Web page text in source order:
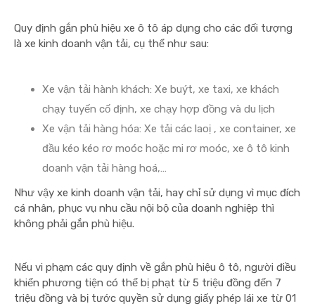
Quy định gắn phù hiệu xe ô tô áp dụng cho các đối tượng
là xe kinh doanh vận tải, cụ thể như sau:
Xe vận tải hành khách: Xe buýt, xe taxi, xe khách
chạy tuyến cố định, xe chạy hợp đồng và du lịch
Xe vận tải hàng hóa: Xe tải các laoị , xe container, xe
đầu kéo kéo rơ moóc hoặc mi rơ moóc, xe ô tô kinh
doanh vận tải hàng hoá,…
Như vậy xe kinh doanh vận tải, hay chỉ sử dụng vì mục đích
cá nhân, phục vụ nhu cầu nội bộ của doanh nghiệp thì
không phải gắn phù hiệu.
Nếu vi phạm các quy định về gắn phù hiệu ô tô, người điều
khiển phương tiện có thể bị phạt từ 5 triệu đồng đến 7
triệu đồng và bị tước quyền sử dụng giấy phép lái xe từ 01